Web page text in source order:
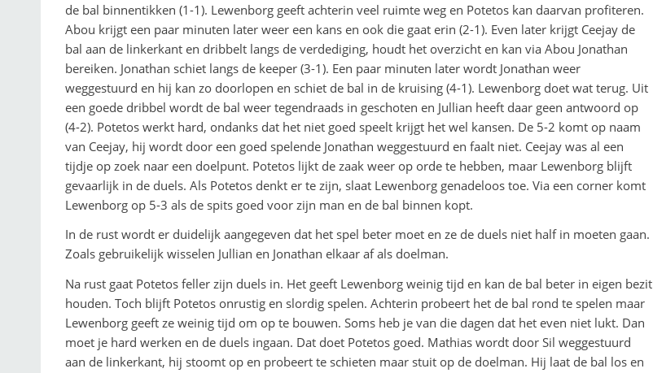
de bal binnentikken (1-1). Lewenborg geeft achterin veel ruimte weg en Potetos kan daarvan profiteren.
Abou krijgt een paar minuten later weer een kans en ook die gaat erin (2-1). Even later krijgt Ceejay de
bal aan de linkerkant en dribbelt langs de verdediging, houdt het overzicht en kan via Abou Jonathan
bereiken. Jonathan schiet langs de keeper (3-1). Een paar minuten later wordt Jonathan weer
weggestuurd en hij kan zo doorlopen en schiet de bal in de kruising (4-1). Lewenborg doet wat terug. Uit
een goede dribbel wordt de bal weer tegendraads in geschoten en Jullian heeft daar geen antwoord op
(4-2). Potetos werkt hard, ondanks dat het niet goed speelt krijgt het wel kansen. De 5-2 komt op naam
van Ceejay, hij wordt door een goed spelende Jonathan weggestuurd en faalt niet. Ceejay was al een
tijdje op zoek naar een doelpunt. Potetos lijkt de zaak weer op orde te hebben, maar Lewenborg blijft
gevaarlijk in de duels. Als Potetos denkt er te zijn, slaat Lewenborg genadeloos toe. Via een corner komt
Lewenborg op 5-3 als de spits goed voor zijn man en de bal binnen kopt.
In de rust wordt er duidelijk aangegeven dat het spel beter moet en ze de duels niet half in moeten gaan.
Zoals gebruikelijk wisselen Jullian en Jonathan elkaar af als doelman.
Na rust gaat Potetos feller zijn duels in. Het geeft Lewenborg weinig tijd en kan de bal beter in eigen bezit
houden. Toch blijft Potetos onrustig en slordig spelen. Achterin probeert het de bal rond te spelen maar
Lewenborg geeft ze weinig tijd om op te bouwen. Soms heb je van die dagen dat het even niet lukt. Dan
moet je hard werken en de duels ingaan. Dat doet Potetos goed. Mathias wordt door Sil weggestuurd
aan de linkerkant, hij stoomt op en probeert te schieten maar stuit op de doelman. Hij laat de bal los en